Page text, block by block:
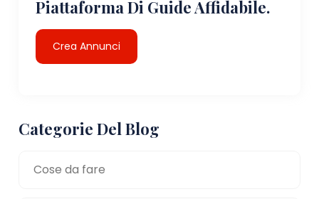
Piattaforma Di Guide Affidabile.
Crea Annunci
Categorie Del Blog
Cose da fare